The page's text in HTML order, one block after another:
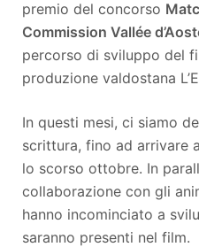
premio del concorso
Commission Vallée
percorso di sviluppo del
produzione valdostana
In questi mesi, ci siamo
scrittura, fino ad arrivare
lo scorso ottobre. In
collaborazione con gli
hanno incominciato a
saranno presenti nel film.